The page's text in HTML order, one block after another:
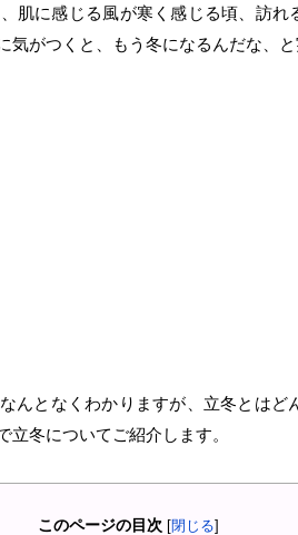
肌に感じる風が寒く感じる頃、訪れ
がつくと、もう冬になるんだな、と
んとなくわかりますが、立冬とはど
冬についてご紹介します。
このページの目次 [閉じる]